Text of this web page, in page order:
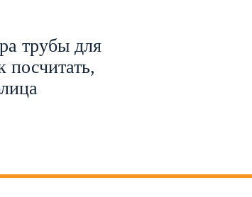
трубы для
посчитать,